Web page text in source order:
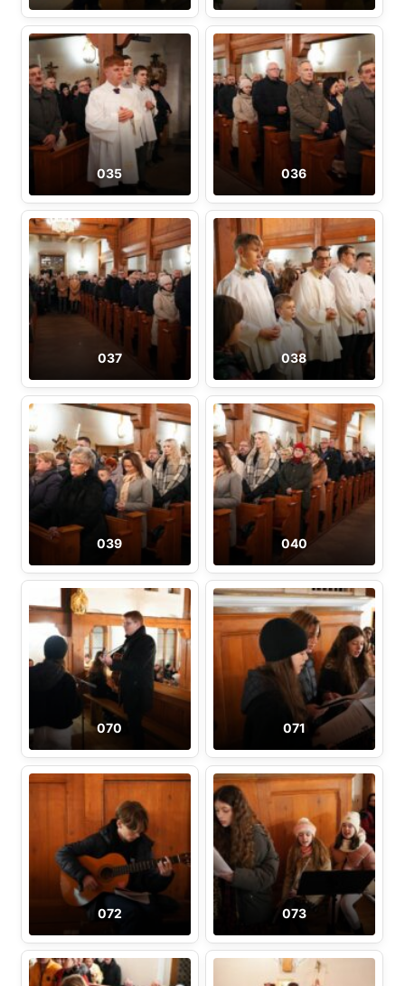
035 036
037 038
039 040
070 071
072 073